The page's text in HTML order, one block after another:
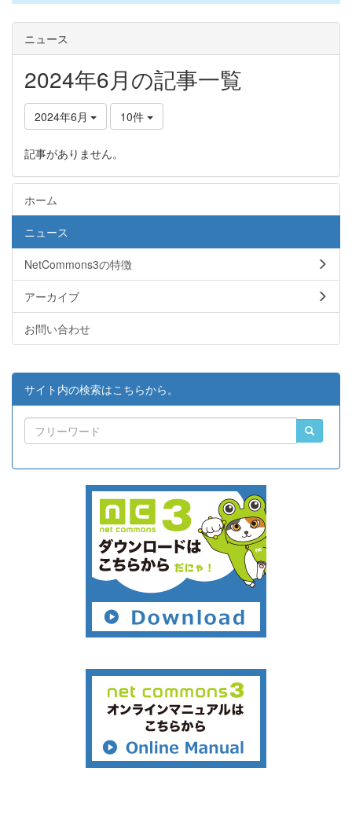
ニュース
2024年6月の記事一覧
2024年6月 10件
記事がありません。
ホーム
ニュース
NetCommons3の特徴
アーカイブ
お問い合わせ
サイト内の検索はこちらから。